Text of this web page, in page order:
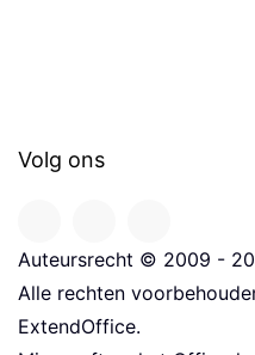
Volg ons
Auteursrecht © 2009 -
Alle rechten
ExtendOffice.